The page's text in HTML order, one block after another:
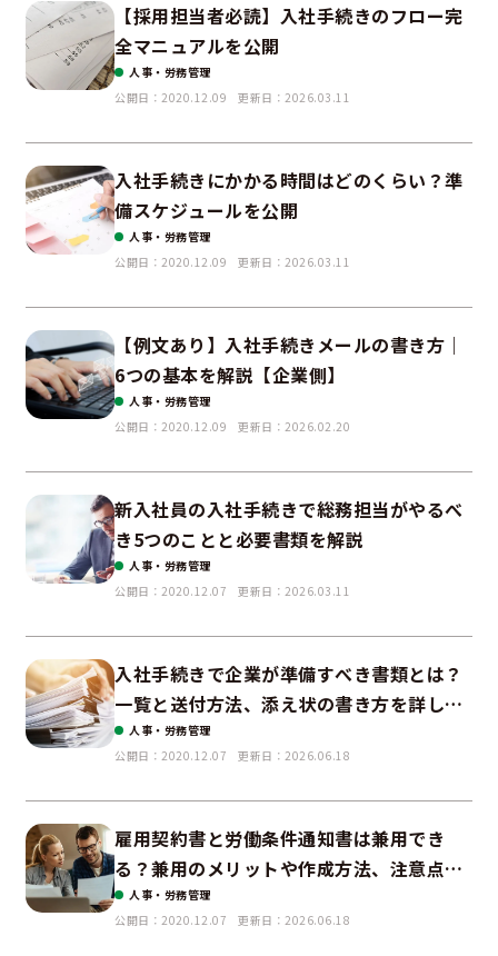
【採用担当者必読】入社手続きのフロー完
全マニュアルを公開
人事・労務管理
公開日：2020.12.09
更新日：2026.03.11
入社手続きにかかる時間はどのくらい？準
備スケジュールを公開
人事・労務管理
公開日：2020.12.09
更新日：2026.03.11
【例文あり】入社手続きメールの書き方｜
6つの基本を解説【企業側】
人事・労務管理
公開日：2020.12.09
更新日：2026.02.20
新入社員の入社手続きで総務担当がやるべ
き5つのことと必要書類を解説
人事・労務管理
公開日：2020.12.07
更新日：2026.03.11
入社手続きで企業が準備すべき書類とは？
一覧と送付方法、添え状の書き方を詳しく
解説
人事・労務管理
公開日：2020.12.07
更新日：2026.06.18
雇用契約書と労働条件通知書は兼用でき
る？兼用のメリットや作成方法、注意点を
わかりやすく解説
人事・労務管理
公開日：2020.12.07
更新日：2026.06.18